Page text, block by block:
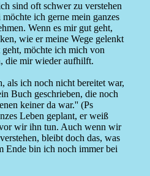
sind oft schwer zu verstehen
ich gerne mein ganzes
Wenn es mir gut geht,
wie er meine Wege gelenkt
möchte ich mich von
die mir wieder aufhilft.
als ich noch nicht bereitet war,
Buch geschrieben, die noch
keiner da war.'' (Ps
Leben geplant, er weiß
wir ihn tun. Auch wenn wir
bleibt doch das, was
Ende bin ich noch immer bei